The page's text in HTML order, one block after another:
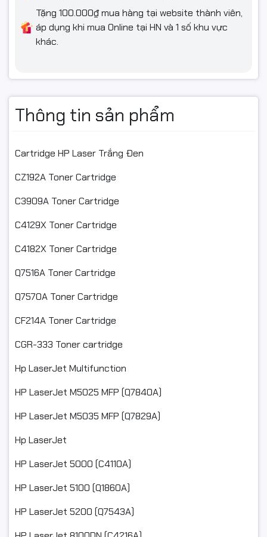
Tặng 100.000₫ mua hàng tại website thành viên,
áp dụng khi mua Online tại HN và 1 số khu vực
khác.
Thông tin sản phẩm
Cartridge HP Laser Trắng Đen
CZ192A Toner Cartridge
C3909A Toner Cartridge
C4129X Toner Cartridge
C4182X Toner Cartridge
Q7516A Toner Cartridge
Q7570A Toner Cartridge
CF214A Toner Cartridge
CGR-333 Toner cartridge
Hp LaserJet Multifunction
HP LaserJet M5025 MFP (Q7840A)
HP LaserJet M5035 MFP (Q7829A)
Hp LaserJet
HP LaserJet 5000 (C4110A)
HP LaserJet 5100 (Q1860A)
HP LaserJet 5200 (Q7543A)
Canon LBP 950
Canon imageCLASS LBP8780x
Cảm ơn Quý khách hàng đã quan tâm tới sản phẩm của Cty
chúng tôi
Tất cả các sản phẩm của công ty Ngọc Thọ đều có nguồn
gốc xuất xứ rõ ràng.
Trước khi xuất kho có kiểm tra chất lượng hàng hóa.
Hàng bán ra đều có xuất hóa đơn VAT đầy đủ.
Ghi chú:
- Khi quý khách thấy sản phẩm bị hư hỏng do va đập hoặc do
hoặc chưa biết các sử dụng ( Quý khách để lại liên hệ để bên